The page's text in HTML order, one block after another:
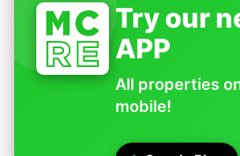
Try our
APP
All properties
mobile!